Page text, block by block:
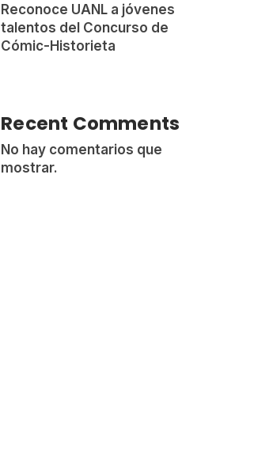
Reconoce UANL a jóvenes
talentos del Concurso de
Cómic-Historieta
Recent Comments
No hay comentarios que
mostrar.